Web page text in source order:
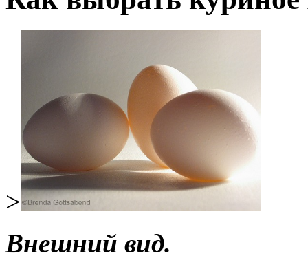
>
Внешний вид.